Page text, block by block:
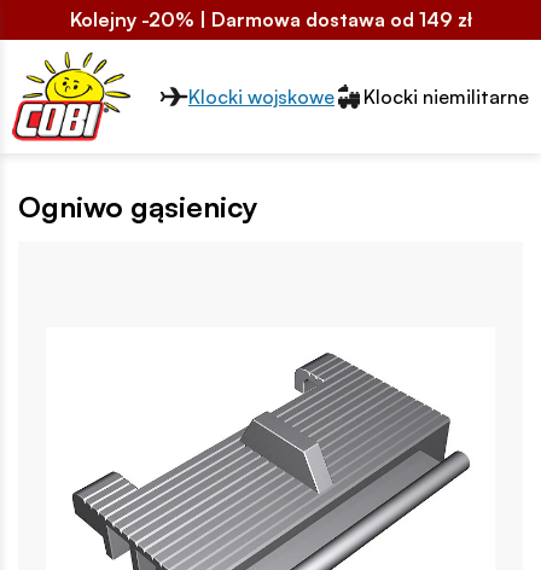
Kolejny -20% | Darmowa dostawa od 149 zł
Przełącznik segmentów2
Klocki wojskowe Klocki niemilitarne
Ogniwo gąsienicy